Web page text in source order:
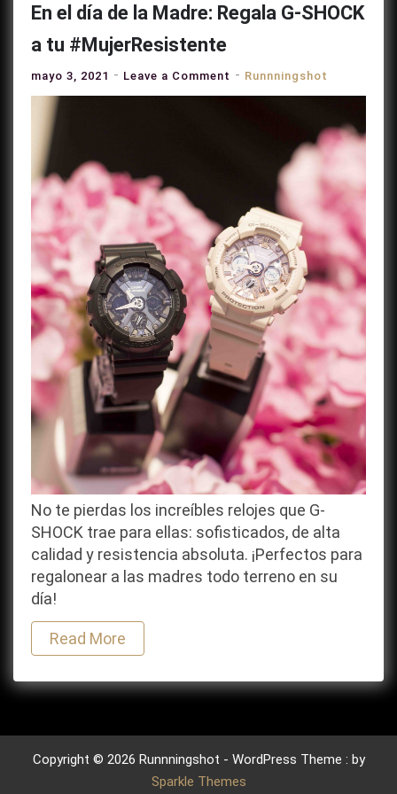
En el día de la Madre: Regala G-SHOCK
a tu #MujerResistente
mayo 3, 2021 Leave a Comment on
En
Madre:
Regala
G-
SHOCK
a
tu
#MujerResistente
Runnningshot
No te pierdas los increíbles relojes que G-
SHOCK trae para ellas: sofisticados, de alta
calidad y resistencia absoluta. ¡Perfectos para
regalonear a las madres todo terreno en su
día!
Read More
Copyright © 2026 Runnningshot - WordPress Theme : by
Sparkle Themes